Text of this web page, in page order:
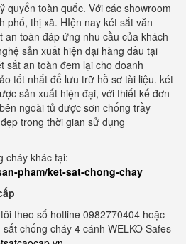
quyển toàn quốc. Với các showroom
phố, thị xã. HIện nay két sắt văn
an toàn đáp ứng nhu cầu của khách
sản xuất hiện đại hàng đầu tại
sắt an toàn đem lại cho doanh
tốt nhất để lưu trữ hồ sơ tài liệu. két
sản xuất hiện đại, với thiết kế đơn
ngoài tủ được sơn chống trầy
trong thời gian sử dụng
cháy khác tại:
pham/ket-sat-chong-chay
theo số hotline 0982770404 hoặc
chống cháy 4 cánh WELKO Safes